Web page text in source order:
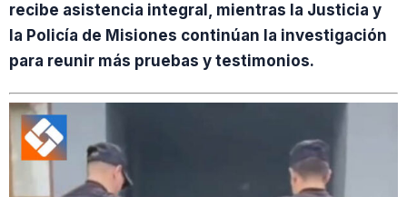
recibe asistencia integral, mientras la Justicia y
la Policía de Misiones continúan la investigación
para reunir más pruebas y testimonios.